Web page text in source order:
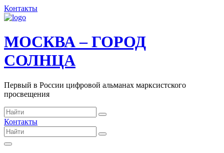
Контакты
МОСКВА – ГОРОД
СОЛНЦА
Первый в России цифровой альманах марксистского
просвещения
Контакты